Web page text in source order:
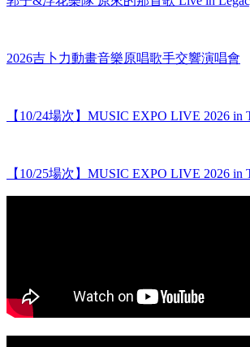
2026吉卜力動畫音樂原唱歌手交響演唱會
【10/24場次】MUSIC EXPO LIVE 2026 in
【10/25場次】MUSIC EXPO LIVE 2026 in